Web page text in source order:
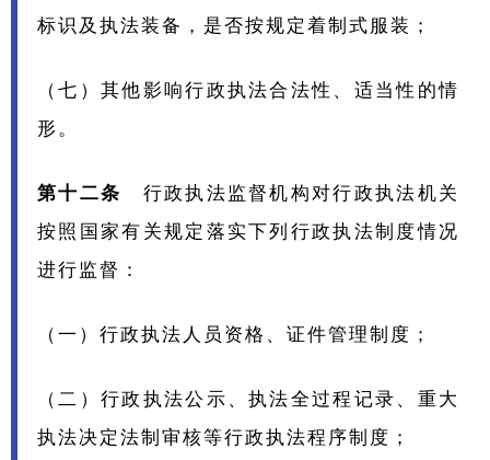
标识及执法装备，是否按规定着制式服装；
（七）其他影响行政执法合法性、适当性的情
形。
第十二条
行政执法监督机构对行政执法机关
按照国家有关规定落实下列行政执法制度情况
进行监督：
（一）行政执法人员资格、证件管理制度；
（二）行政执法公示、执法全过程记录、重大
执法决定法制审核等行政执法程序制度；